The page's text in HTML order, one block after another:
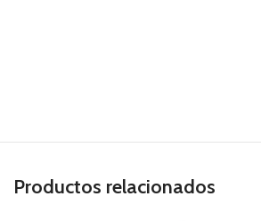
Productos relacionados